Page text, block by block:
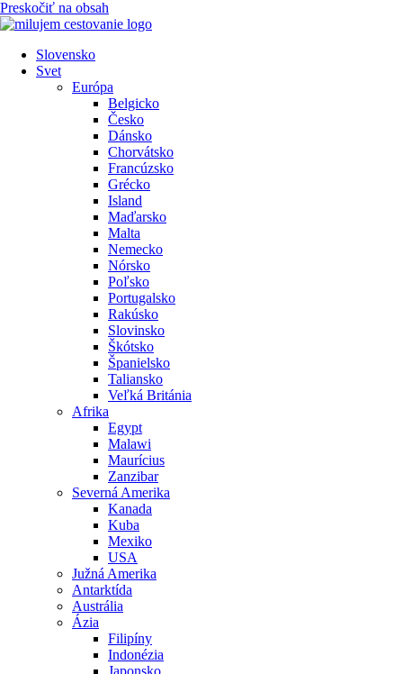
Preskočiť na obsah
Slovensko
Svet
Európa
Belgicko
Česko
Dánsko
Chorvátsko
Francúzsko
Grécko
Island
Maďarsko
Malta
Nemecko
Nórsko
Poľsko
Portugalsko
Rakúsko
Slovinsko
Škótsko
Španielsko
Taliansko
Veľká Británia
Afrika
Egypt
Malawi
Maurícius
Zanzibar
Severná Amerika
Kanada
Kuba
Mexiko
USA
Južná Amerika
Antarktída
Austrália
Ázia
Filipíny
Indonézia
Japonsko